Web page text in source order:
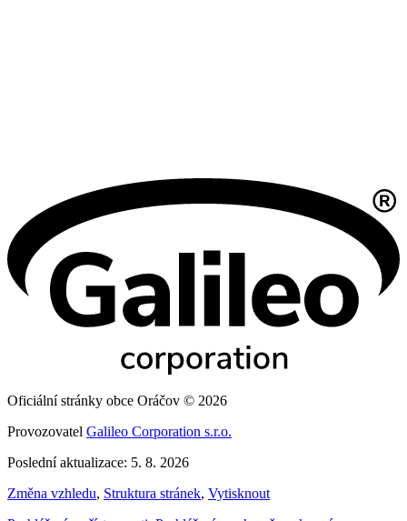
Oficiální stránky obce Oráčov © 2026
Provozovatel Galileo Corporation s.r.o.
Poslední aktualizace: 5. 8. 2026
Změna vzhledu, Struktura stránek, Vytisknout